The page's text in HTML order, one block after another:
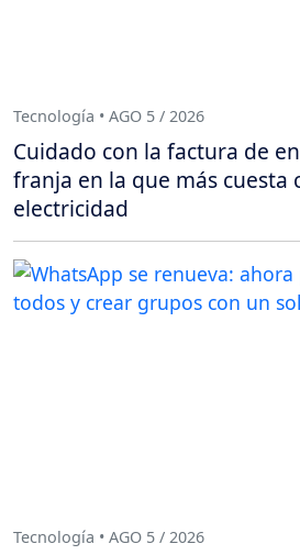
Tecnología • AGO 5 / 2026
Cuidado con la factura de
franja en la que más cuesta
electricidad
Tecnología • AGO 5 / 2026